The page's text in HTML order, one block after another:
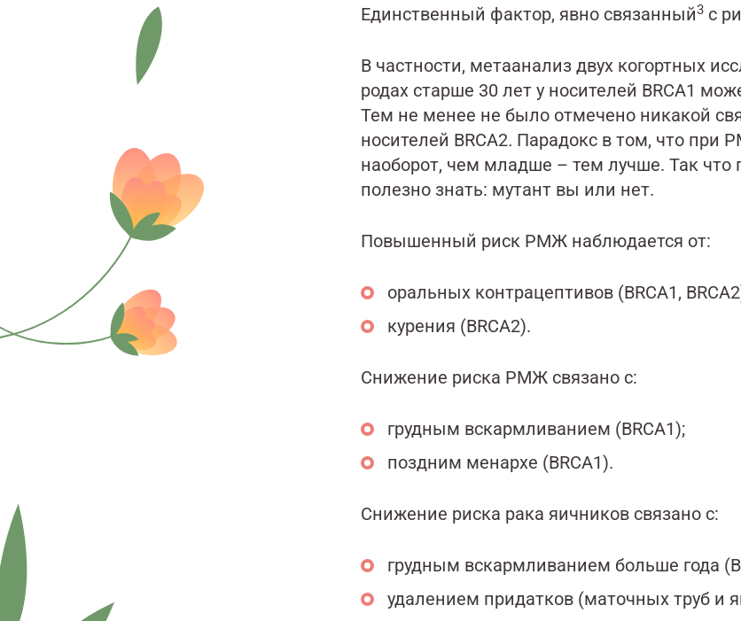
Единственный фактор, явно связанный3 с
В частности, метаанализ двух когортных
родах старше 30 лет у носителей BRCA1
Тем не менее не было отмечено никакой
носителей BRCA2. Парадокс в том, что при
наоборот, чем младше – тем лучше. Так
полезно знать: мутант вы или нет.
Повышенный риск РМЖ наблюдается от:
оральных контрацептивов (BRCA1,
курения (BRCA2).
Снижение риска РМЖ связано с:
грудным вскармливанием (BRCA1);
поздним менархе (BRCA1).
Снижение риска рака яичников связано с:
грудным вскармливанием больше года
удалением придатков (маточных труб и